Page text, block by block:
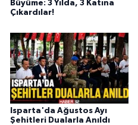
Büyüme: 3 Yılda, 3 Katına
Çıkardılar!
Isparta'da Ağustos Ayı
Şehitleri Dualarla Anıldı